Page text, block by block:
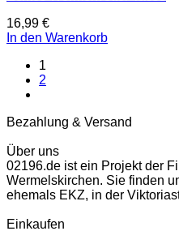
16,99 €
In den Warenkorb
1
2
Bezahlung & Versand
Über uns
02196.de ist ein Projekt der
Wermelskirchen. Sie finden
ehemals EKZ, in der
Einkaufen